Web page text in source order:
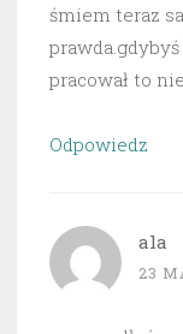
śmiem teraz
pracował to
Odpowiedz
ala
23